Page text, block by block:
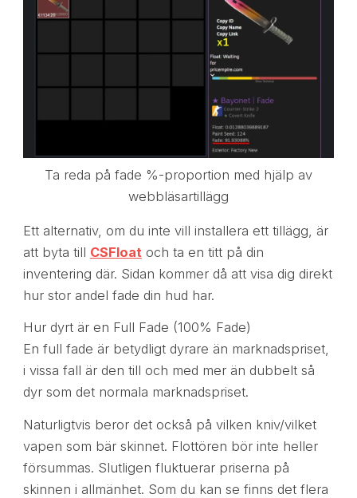
Ta reda på fade %-proportion med hjälp av
webbläsartillägg
Ett alternativ, om du inte vill installera ett tillägg, är
att byta till CSFloatoch ta en titt på din
inventering där. Sidan kommer då att visa dig direkt
hur stor andel fade din hud har.
Hur dyrt är en Full Fade (100% Fade)
En full fade är betydligt dyrare än marknadspriset,
i vissa fall är den till och med mer än dubbelt så
dyr som det normala marknadspriset.
Naturligtvis beror det också på vilken kniv/vilket
vapen som bär skinnet. Flottören bör inte heller
försummas. Slutligen fluktuerar priserna på
skinnen i allmänhet. Som du kan se finns det flera